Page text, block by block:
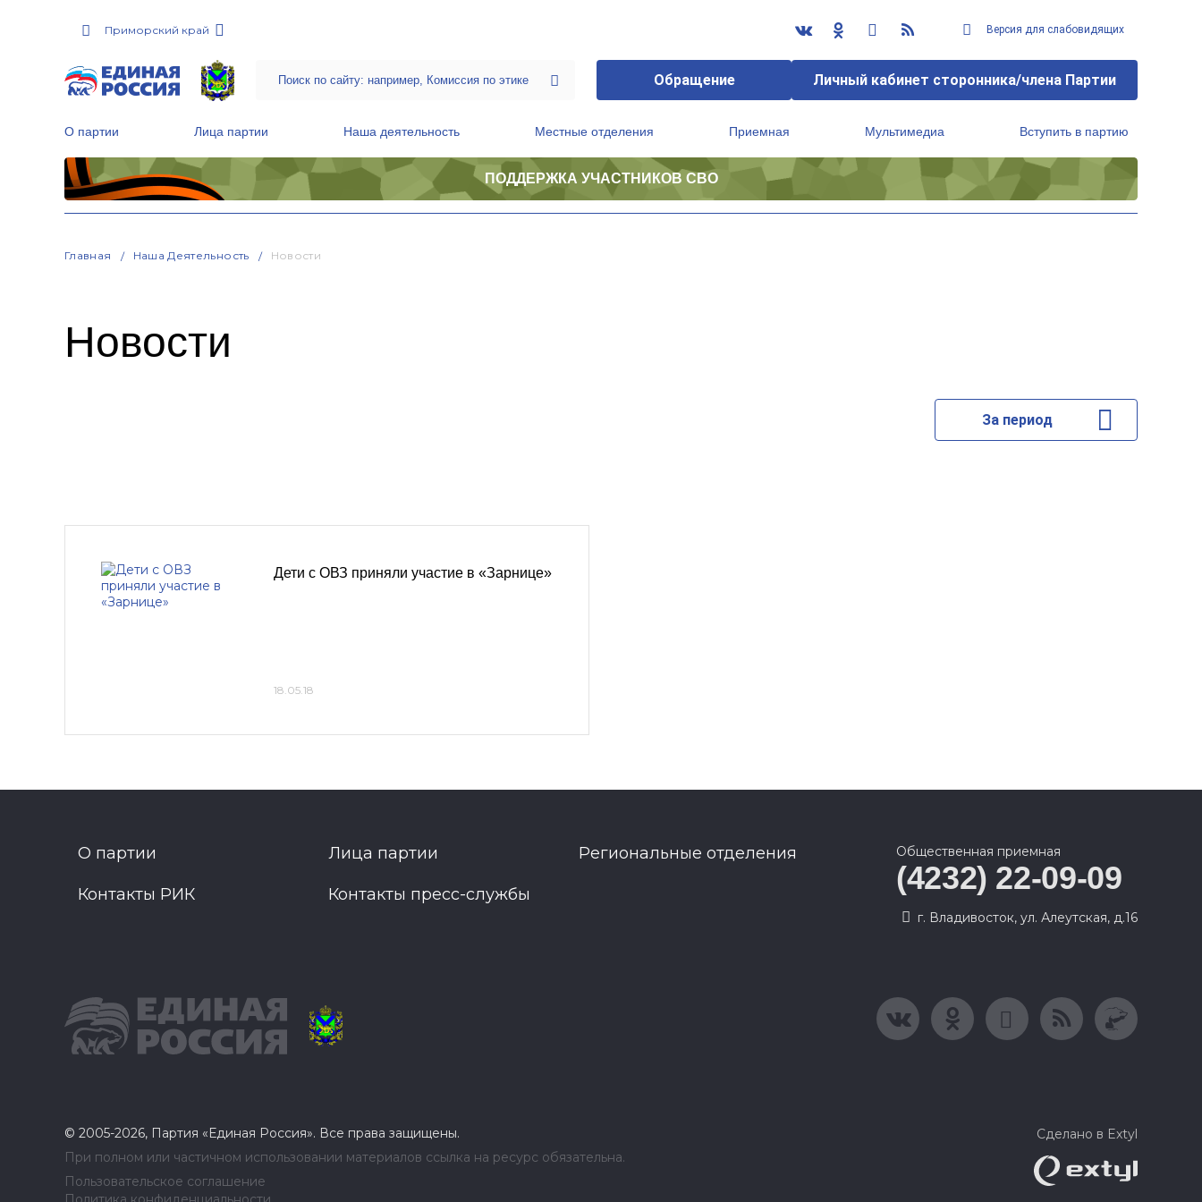
Приморский край Версия для слабовидящих
Обращение Личный кабинет сторонника/члена Партии
О партии Лица партии Наша деятельность Местные отделения Приемная Мультимедиа Вступить в партию
ПОДДЕРЖКА УЧАСТНИКОВ СВО
Главная Наша Деятельность Новости
Новости
За период
Дети с ОВЗ приняли участие в «Зарнице»
18.05.18
О партии Лица партии Региональные отделения
Контакты РИК Контакты пресс-службы
Общественная приемная
(4232) 22-09-09
г. Владивосток, ул. Алеутская, д.16
© 2005-2026, Партия «Единая Россия». Все права защищены.
При полном или частичном использовании материалов ссылка на ресурс обязательна.
Пользовательское соглашение
Сделано в Extyl